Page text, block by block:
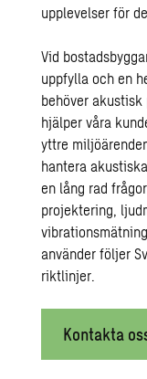
upplevelser för
Vid
uppfylla och en
behöver
hjälper våra
yttre
hanteraakustiska
en lång rad
projektering,
använder följer
riktlinjer.
Kontakta